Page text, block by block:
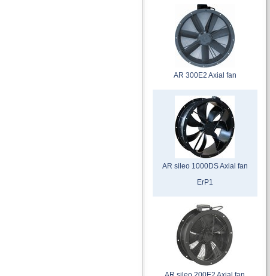
AR 300E2 Axial fan
AR sileo 1000DS Axial fan
ErP1